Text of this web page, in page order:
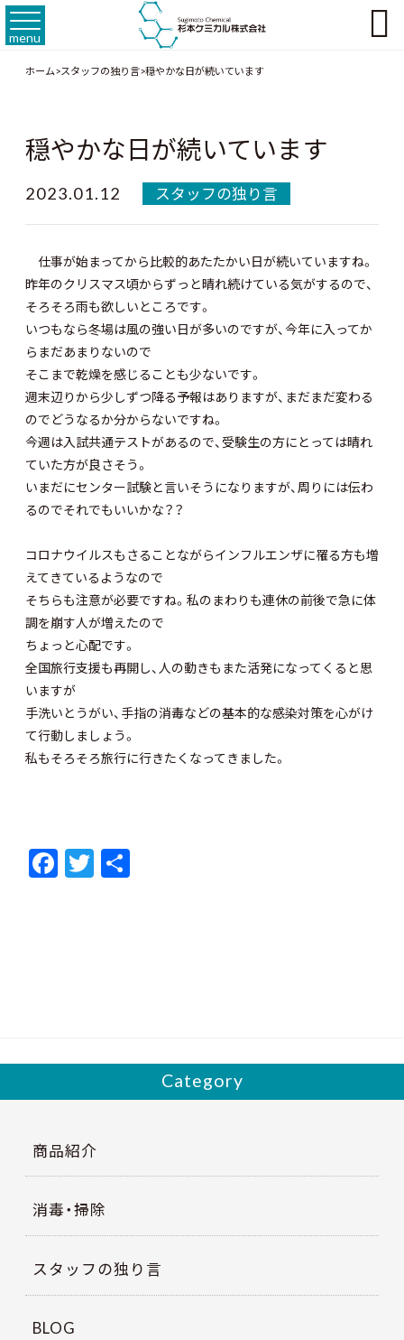
menu 
ホーム>スタッフの独り言>穏やかな日が続いています
穏やかな日が続いています
2023.01.12 スタッフの独り言
仕事が始まってから比較的あたたかい日が続いていますね。
昨年のクリスマス頃からずっと晴れ続けている気がするので、
そろそろ雨も欲しいところです。
いつもなら冬場は風の強い日が多いのですが、今年に入ってか
らまだあまりないので
そこまで乾燥を感じることも少ないです。
週末辺りから少しずつ降る予報はありますが、まだまだ変わる
のでどうなるか分からないですね。
今週は入試共通テストがあるので、受験生の方にとっては晴れ
ていた方が良さそう。
いまだにセンター試験と言いそうになりますが、周りには伝わ
るのでそれでもいいかな？？
コロナウイルスもさることながらインフルエンザに罹る方も増
えてきているようなので
そちらも注意が必要ですね。私のまわりも連休の前後で急に体
調を崩す人が増えたので
ちょっと心配です。
全国旅行支援も再開し、人の動きもまた活発になってくると思
いますが
手洗いとうがい、手指の消毒などの基本的な感染対策を心がけ
て行動しましょう。
私もそろそろ旅行に行きたくなってきました。
F
ac
T
w
Category
商品紹介
消毒・掃除
スタッフの独り言
BLOG